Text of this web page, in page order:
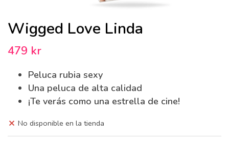
Wigged Love Linda
479 kr
Peluca rubia sexy
Una peluca de alta calidad
¡Te verás como una estrella de cine!
No disponible en la tienda